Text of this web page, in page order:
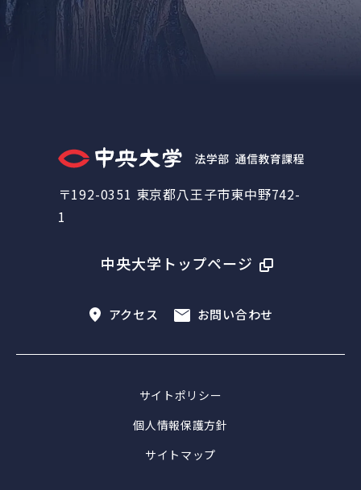
〒192-0351 東京都八王子市東中野742-
1
中央大学トップページ
アクセス お問い合わせ
サイトポリシー
個人情報保護方針
サイトマップ